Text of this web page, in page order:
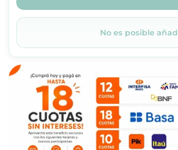
No es posible